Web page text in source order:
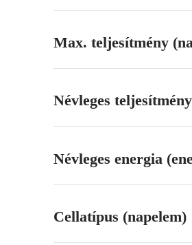
Max. teljesítmény
Névleges
Névleges energia
Cellatípus (napelem)